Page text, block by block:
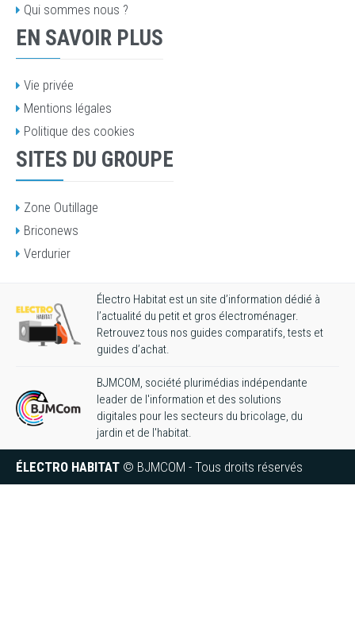
Qui sommes nous ?
EN SAVOIR PLUS
Vie privée
Mentions légales
Politique des cookies
SITES DU GROUPE
Zone Outillage
Briconews
Verdurier
Électro Habitat est un site d’information dédié à
l’actualité du petit et gros électroménager.
Retrouvez tous nos guides comparatifs, tests et
guides d’achat.
BJMCOM, société plurimédias indépendante
leader de l'information et des solutions
digitales pour les secteurs du bricolage, du
jardin et de l'habitat.
ÉLECTRO HABITAT © BJMCOM - Tous droits réservés